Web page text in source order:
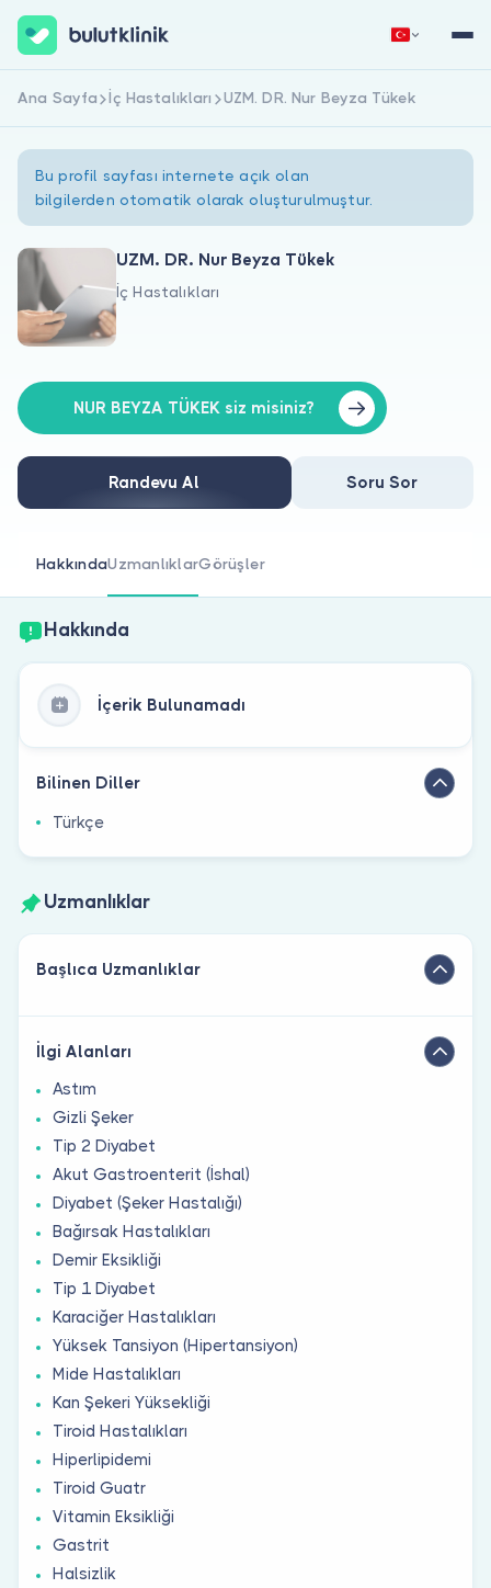
Hakkımızda
Doktorlar için
Doktor musunuz?
Hemen Kaydol Giriş Yap
Ana Sayfa İç Hastalıkları UZM. DR. Nur Beyza Tükek
Bu profil sayfası internete açık olan
bilgilerden otomatik olarak oluşturulmuştur.
UZM. DR. Nur Beyza Tükek
İç Hastalıkları
NUR BEYZA TÜKEK siz misiniz?
Randevu Al Soru Sor
HakkındaUzmanlıklarGörüşler
Hakkında
İçerik Bulunamadı
Bilinen Diller
Türkçe
Uzmanlıklar
Başlıca Uzmanlıklar
İlgi Alanları
Astım
Gizli Şeker
Tip 2 Diyabet
Akut Gastroenterit (İshal)
Diyabet (Şeker Hastalığı)
Bağırsak Hastalıkları
Demir Eksikliği
Tip 1 Diyabet
Karaciğer Hastalıkları
Yüksek Tansiyon (Hipertansiyon)
Mide Hastalıkları
Kan Şekeri Yüksekliği
Tiroid Hastalıkları
Hiperlipidemi
Tiroid Guatr
Vitamin Eksikliği
Gastrit
Halsizlik